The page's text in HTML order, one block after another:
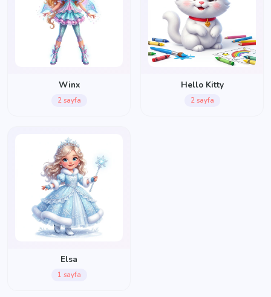
Winx
2 sayfa
Hello Kitty
2 sayfa
Elsa
1 sayfa